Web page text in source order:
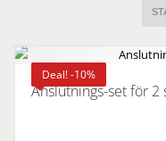
Deal! -10%
Anslutnings-set för 2